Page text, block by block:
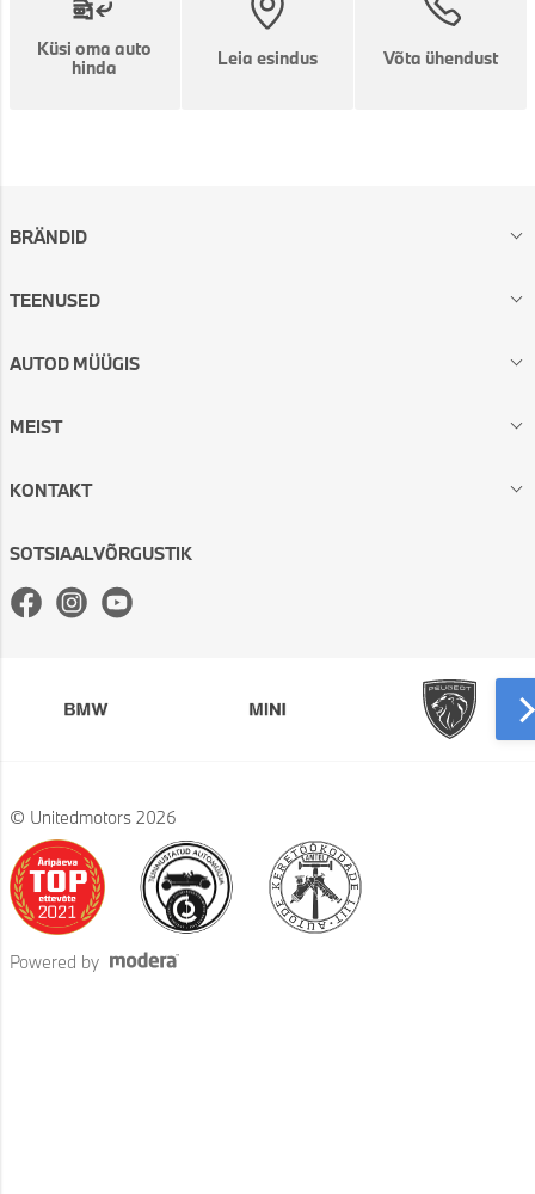
Küsi oma auto
hinda
Leia esindus Võta ühendust
BRÄNDID
TEENUSED
AUTOD MÜÜGIS
MEIST
KONTAKT
SOTSIAALVÕRGUSTIK
Facebook
Instagram
© Unitedmotors 2026
Powered by